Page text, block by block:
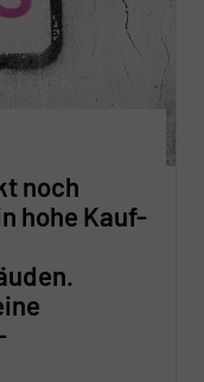
noch
hohe Kauf-